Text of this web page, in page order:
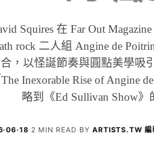
Squires 在 Far Out
rock 二人組 Angine de
合，以怪誕節奏與圓點美學吸
Inexorable Rise of Angine
略到《Ed Sullivan Show》
· 2 MIN READ · BY ARTISTS.TW 編